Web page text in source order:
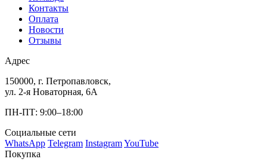
Контакты
Оплата
Новости
Отзывы
Адрес
150000, г. Петропавловск,
ул. 2-я Новаторная, 6А
ПН-ПТ: 9:00–18:00
Социальные сети
WhatsApp Telegram InstagramYouTube
Покупка